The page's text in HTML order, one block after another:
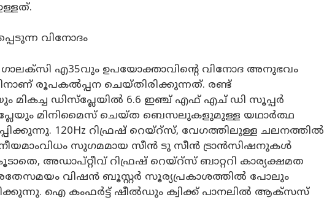
വിനോദം
എ35വും ഉപയോക്താവിൻ്റെ വിനോദ അനുഭവം
രൂപകൽപ്പന ചെയ്തിരിക്കുന്നത്. രണ്ട്
മികച്ച ഡിസ്‌പ്ലേയിൽ 6.6 ഇഞ്ച് എഫ് എച് ഡി സൂപ്പർ
മിനിമൈസ് ചെയ്‌ത ബെസലുകളുമുള്ള യഥാർത്ഥ
120Hz റിഫ്രഷ് റെയ്റ്സ്, വേഗത്തിലുള്ള ചലനത്തിൽ
സുഗമമായ സീൻ ടു സീൻ ട്രാൻസിഷനുകൾ
അഡാപ്റ്റീവ് റിഫ്രഷ് റെയ്റ്സ് ബാറ്ററി കാര്യക്ഷമത
അതേസമയം വിഷൻ ബൂസ്റ്റർ സൂര്യപ്രകാശത്തിൽ പോലും
ഐ കംഫർട്ട് ഷീൽഡും ക്വിക്ക് പാനലിൽ ആക്‌സസ്